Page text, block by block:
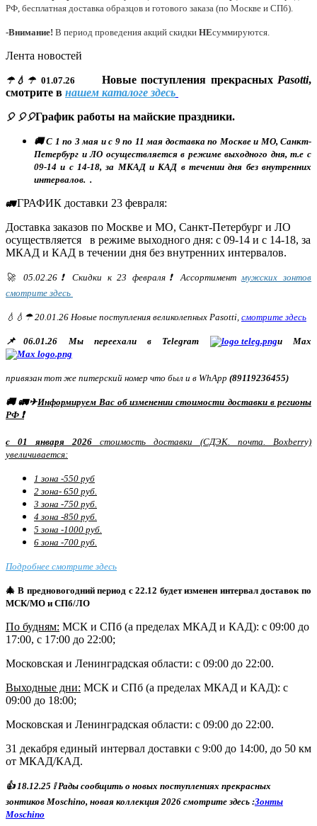
РФ, бесплатная доставка образцов и готового заказа (по Москве и СПб).
-Внимание! В период проведения акций скидки НЕсуммируются.
Лента новостей
☂💧☂ 01.07.26 Новые поступления прекрасных Pasotti,
смотрите в нашем каталоге здесь
🎈 🎈🎈График работы на майские праздники.
🚚 С 1 по 3 мая и с 9 по 11 мая доставка по Москве и МО, Санкт-
Петербург и ЛО осуществляется в режиме выходного дня, т.е с
09-14 и с 14-18, за МКАД и КАД в течении дня без внутренних
интервалов. .
🚛ГРАФИК доставки 23 февраля:
Доставка заказов по Москве и МО, Санкт-Петербург и ЛО
осуществляется в режиме выходного дня: с 09-14 и с 14-18, за
МКАД и КАД в течении дня без внутренних интервалов.
🚀 05.02.26❗ Скидки к 23 февраля❗ Ассортимент мужских зонтов
смотрите здесь
💧💧☂ 20.01.26 Новые поступления великолепных Pasotti, смотрите здесь
📌06.01.26 Мы переехали в Telegram и Max
привязан тот же питерский номер что был и в WhApp (89119236455)
🚚 🚛✈Информируем Вас об изменении стоимости доставки в регионы
РФ ❗
с 01 января 2026 стоимость доставки (СДЭК. почта. Boxberry)
увеличивается:
1 зона -550 руб
2 зона- 650 руб.
3 зона -750 руб.
4 зона -850 руб.
5 зона -1000 руб.
6 зона -700 руб.
Подробнее смотрите здесь
🎄 В предновогодний период с 22.12 будет изменен интервал доставок по
МСК/МО и СПб/ЛО
По будням: МСК и СПб (а пределах МКАД и КАД): с 09:00 до
17:00, с 17:00 до 22:00;
Московская и Ленинградская области: с 09:00 до 22:00.
Выходные дни: МСК и СПб (а пределах МКАД и КАД): с
09:00 до 18:00;
Московская и Ленинградская области: с 09:00 до 22:00.
31 декабря единый интервал доставки с 9:00 до 14:00, до 50 км
от МКАД/КАД.
👍18.12.25 ❕ Рады сообщить о новых поступлениях прекрасных
зонтиков Moschino, новая коллекция 2026 смотрите здесь :Зонты
Moschino